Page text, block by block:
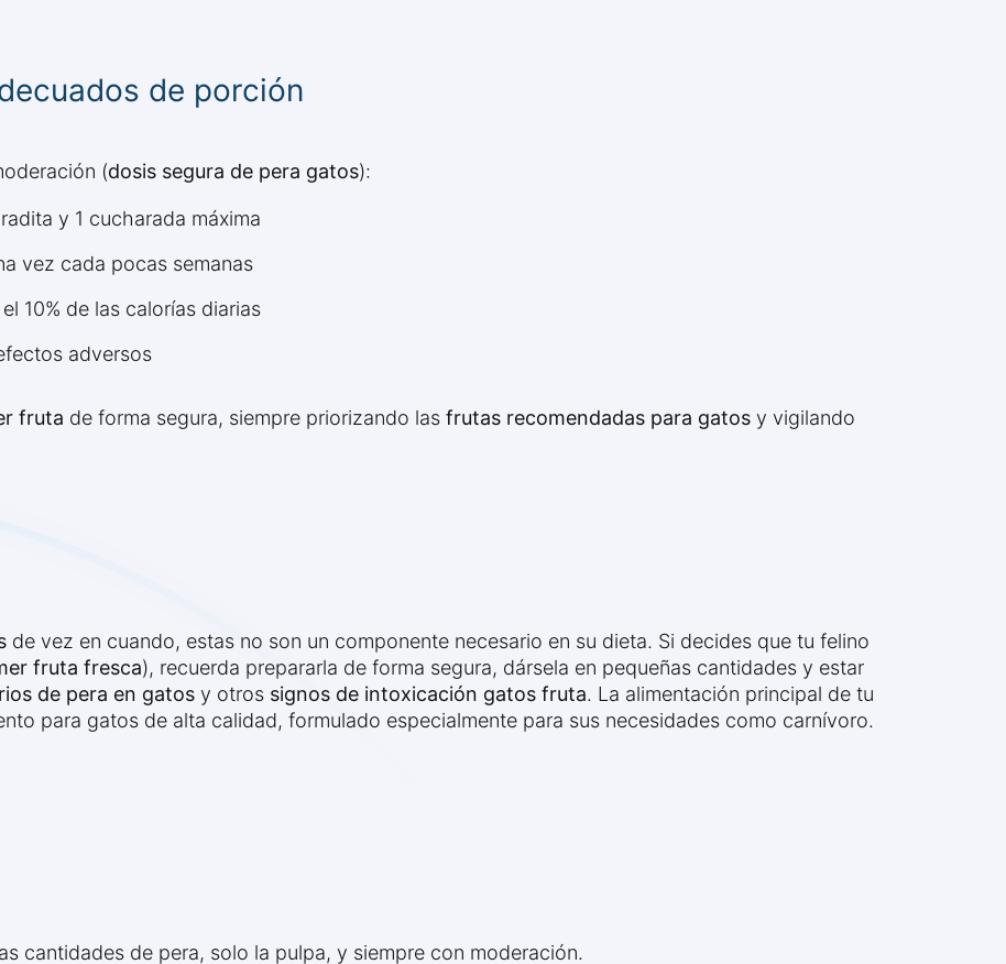
de porción
(dosis segura de pera gatos):
y 1 cucharada máxima
vez cada pocas semanas
10% de las calorías diarias
adversos
fruta de forma segura, siempre priorizando las frutas recomendadas para gatos y vigilando
de vez en cuando, estas no son un componente necesario en su dieta. Si decides que tu felino
fruta fresca), recuerda prepararla de forma segura, dársela en pequeñas cantidades y estar
de pera en gatos y otros signos de intoxicación gatos fruta. La alimentación principal de tu
para gatos de alta calidad, formulado especialmente para sus necesidades como carnívoro.
cantidades de pera, solo la pulpa, y siempre con moderación.